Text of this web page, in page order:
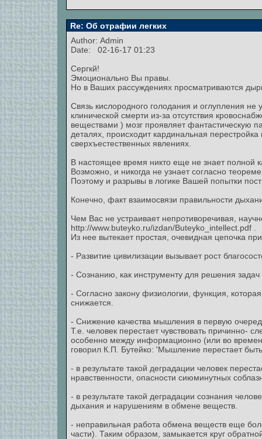
Re: Об отрафии легких
Author: Admin
Date: 02-16-17 01:23
Сергкй!
Эмоционально Вы правы.
Но в Ваших рассуждениях просматриваются
Связь кислородного голодания и оглупления
клинической смерти из-за отсутствия
веществами ) мозг проявляет фантастическую
деталях, происходит кардинальная
сверхъестественных явлениях.
В настоящее время никто еще не знает полной
Возможно, и никогда не узнает согласно
Поэтому и разрывы в логике Вашей попытки
Конечно, факт взаимосвязи правильности
Чем Вас не устраивает непротиворечивая,
http://www.buteyko.ru/izdan/Buteyko_intellect.pdf .
Из нее вытекает простая, очевидная цепочка
- Развитие цивилизации вызывает рост
- Сознанию, как инструменту для решения
- Согласно закону физиологии, функция,
снижается.
- Снижение качества мышления в первую
Т.е. человек перестает чувствовать причинно-
особенно между информационно (или во
говорил К.П. Бутейко: 'Мышление перестает
- в результате такой деградации человек
нравственности, опасности сиюминутных
- в результате такой деградации сознания
дыхания и нарушениям в обмене веществ.
- неправильная работа обмена веществ еще
части). Таким образом, замыкается круг